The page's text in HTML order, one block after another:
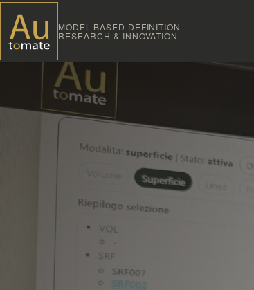
MODEL-BASED DEFINITION
RESEARCH & INNOVATION